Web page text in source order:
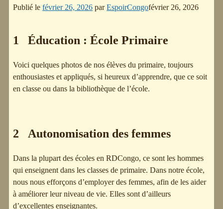
Publié lefévrier 26, 2026 parEspoirCongofévrier 26, 2026
1 Éducation : École Primaire
Voici quelques photos de nos élèves du primaire, toujours
enthousiastes et appliqués, si heureux d’apprendre, que ce soit
en classe ou dans la bibliothèque de l’école.
2 Autonomisation des femmes
Dans la plupart des écoles en RDCongo, ce sont les hommes
qui enseignent dans les classes de primaire. Dans notre école,
nous nous efforçons d’employer des femmes, afin de les aider
à améliorer leur niveau de vie. Elles sont d’ailleurs
d’excellentes enseignantes.